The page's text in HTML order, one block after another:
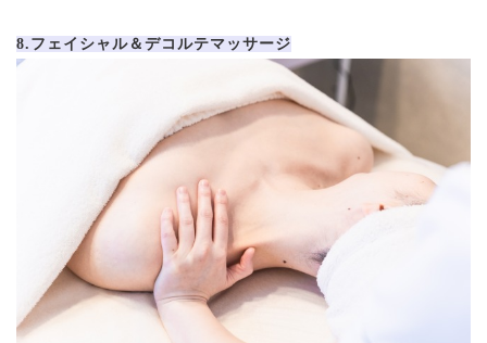
8.フェイシャル＆デコルテマッサージ